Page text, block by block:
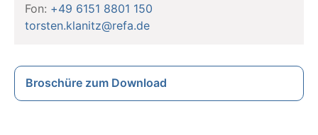
Fon: +49 6151 8801 150
torsten.klanitz@refa.de
Broschüre zum Download